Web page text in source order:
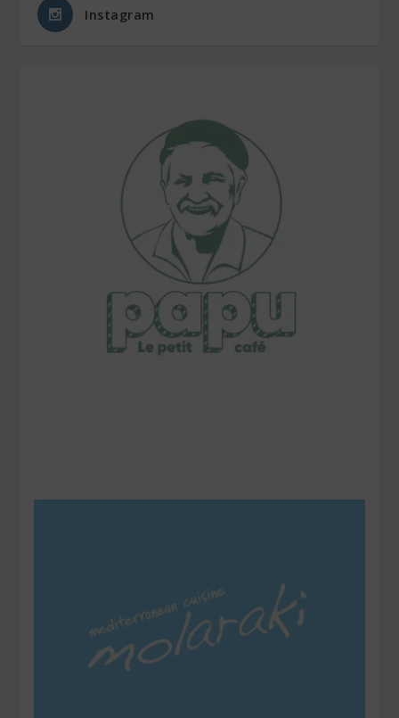
Instagram